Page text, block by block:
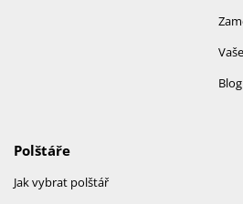
Blog
Polštáře
Jak vybrat polštář